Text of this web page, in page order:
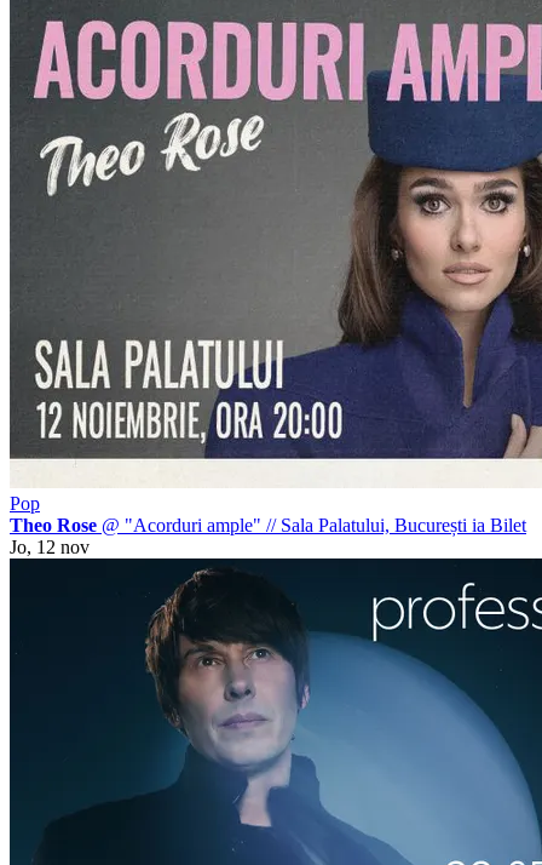
Pop
Theo Rose @ "Acorduri ample" //Sala Palatului, București ia Bilet
Jo, 12 nov